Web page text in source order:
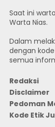
Saat ini
Warta Nias.
Dalam
dengan
semua
Redaksi
Disclaimer
Pedoman
Kode Etik